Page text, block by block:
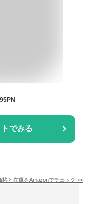
でみる
格と在庫をAmazonでチェック >>